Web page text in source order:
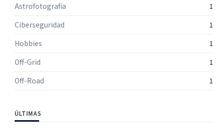
Astrofotografia
1
Ciberseguridad
1
Hobbies
1
Off-Grid
1
Off-Road
1
ÚLTIMAS